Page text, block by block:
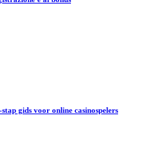
gids voor online casinospelers